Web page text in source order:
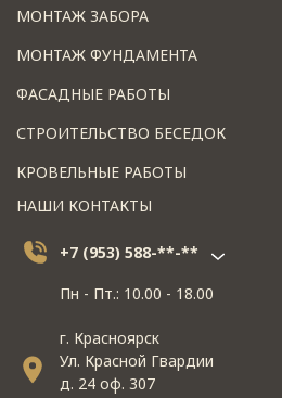
МОНТАЖ ЗАБОРА
МОНТАЖ ФУНДАМЕНТА
ФАСАДНЫЕ РАБОТЫ
СТРОИТЕЛЬСТВО БЕСЕДОК
КРОВЕЛЬНЫЕ РАБОТЫ
НАШИ КОНТАКТЫ
+7 (953) 588-**-**
Пн - Пт.: 10.00 - 18.00
г. Красноярск
Ул. Красной Гвардии
д. 24 оф. 307